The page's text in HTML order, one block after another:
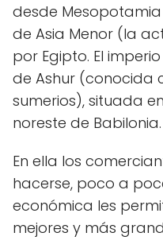
desde
de Asia Menor (la
por Egipto. El
de Ashur (conocida
sumerios), situada
noreste de Babilonia.
En ella los
hacerse, poco a
económica les
mejores y más